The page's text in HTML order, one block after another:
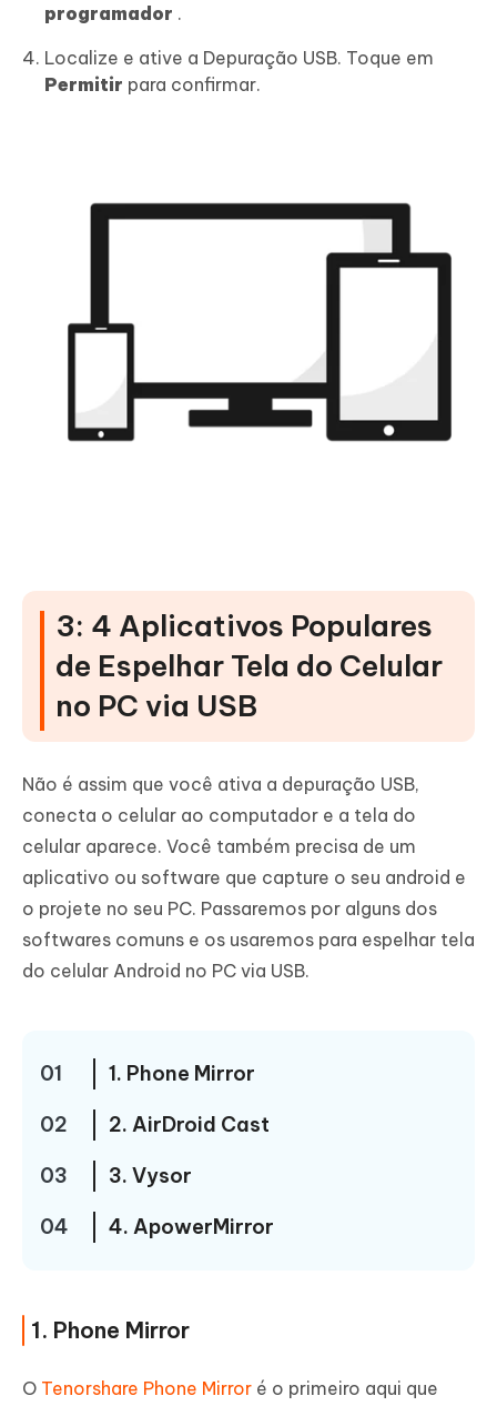
programador .
Localize e ative a Depuração USB. Toque em
Permitir para confirmar.
3: 4 Aplicativos Populares
de Espelhar Tela do Celular
no PC via USB
Não é assim que você ativa a depuração USB,
conecta o celular ao computador e a tela do
celular aparece. Você também precisa de um
aplicativo ou software que capture o seu android e
o projete no seu PC. Passaremos por alguns dos
softwares comuns e os usaremos para espelhar tela
do celular Android no PC via USB.
01
1. Phone Mirror
02
2. AirDroid Cast
03
3. Vysor
04
4. ApowerMirror
1. Phone Mirror
O Tenorshare Phone Mirror é o primeiro aqui que